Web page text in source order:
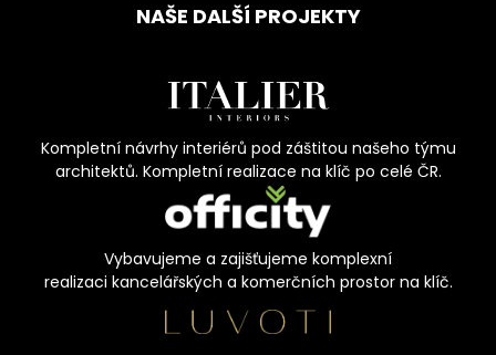
NAŠE DALŠÍ PROJEKTY
Kompletní návrhy interiérů pod záštitou našeho týmu
architektů. Kompletní realizace na klíč po celé ČR.
Vybavujeme a zajišťujeme komplexní
realizaci kancelářských a komerčních prostor na klíč.